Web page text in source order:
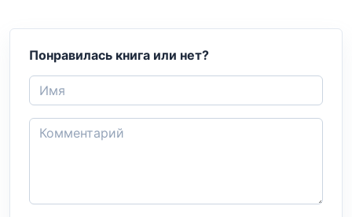
Понравилась книга или нет?